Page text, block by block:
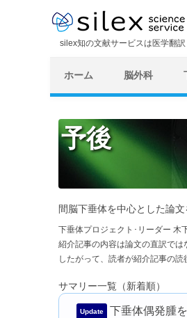
silex知の文献サービスは医学翻
ホーム 脳外科
予後
間脳下垂体を中心とした論
下垂体プロジェクト･リーダー 木
紹介記事の内容は論文の直訳では
したがって、読者が紹介記事の
サマリー一覧（新着順）
Update 下垂体偶発腫